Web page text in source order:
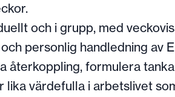
och i grupp, med
personlig handledning av
återkoppling, formulera
lika värdefulla i arbetslivet